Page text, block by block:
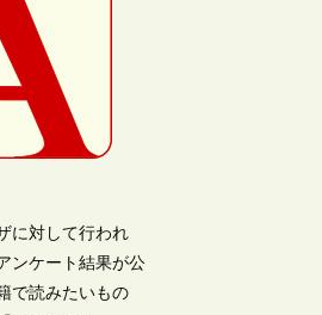
に対して行われ
ンケート結果が公
で読みたいもの